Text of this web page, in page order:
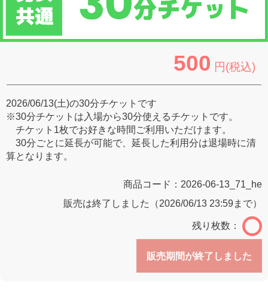
500 円(税込)
2026/06/13(土)の30分チケットです
※30分チケットは入場から30分使えるチケットです。
チケット1枚でお好きな時間ご利用いただけます。
30分ごとに延長が可能で、延長した利用分は退場時に清
算となります。
商品コード： 2026-06-13_71_he
販売は終了しました（2026/06/13 23:59まで）
残り枚数：
販売期間が終了しました